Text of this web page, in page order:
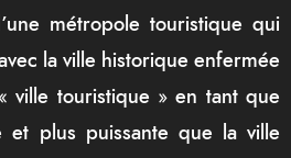
métropole touristique qui
la ville historique enfermée
ville touristique » en tant que
et plus puissante que la ville